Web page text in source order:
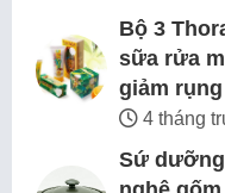
Bộ 3
sữa rửa
giảm
4 tháng
Sứ